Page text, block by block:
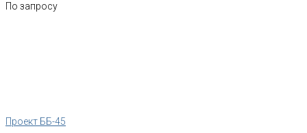
По запросу
Проект ББ-45